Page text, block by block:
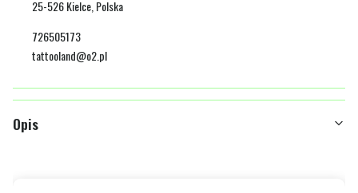
25-526 Kielce, Polska
726505173
tattooland@o2.pl
Opis